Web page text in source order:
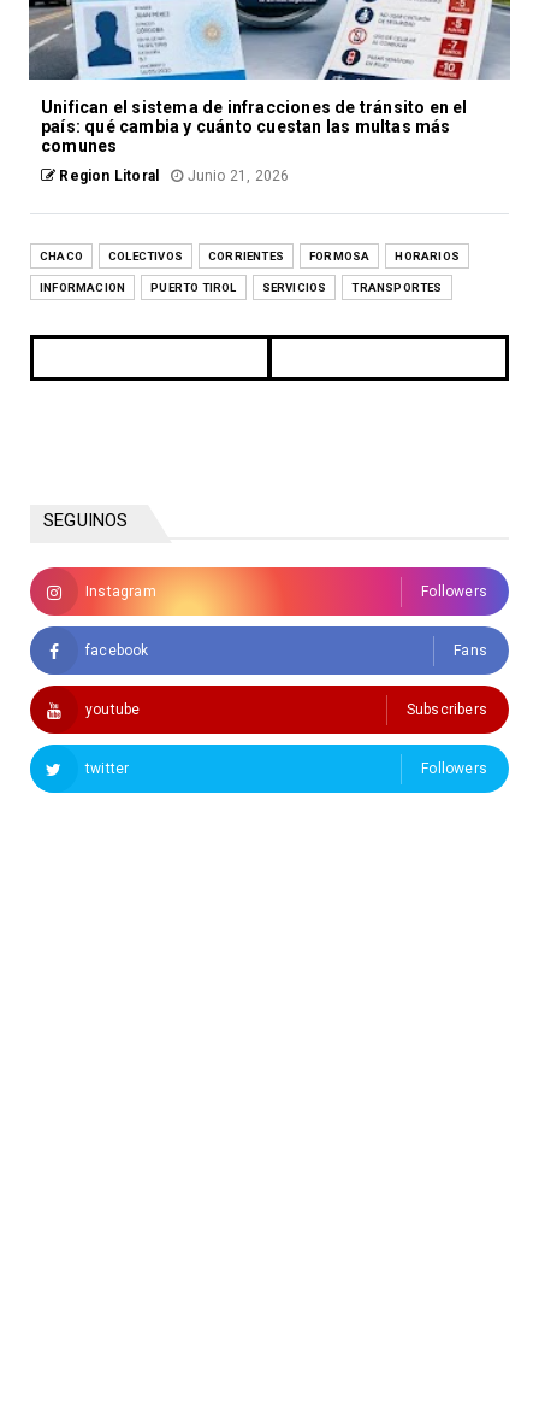
Unifican el sistema de infracciones de tránsito en el
país: qué cambia y cuánto cuestan las multas más
comunes
Region Litoral Junio 21, 2026
CHACO COLECTIVOS CORRIENTES FORMOSA HORARIOS
INFORMACION PUERTO TIROL SERVICIOS TRANSPORTES
SEGUINOS
Instagram Followers
facebook Fans
youtube Subscribers
twitter Followers